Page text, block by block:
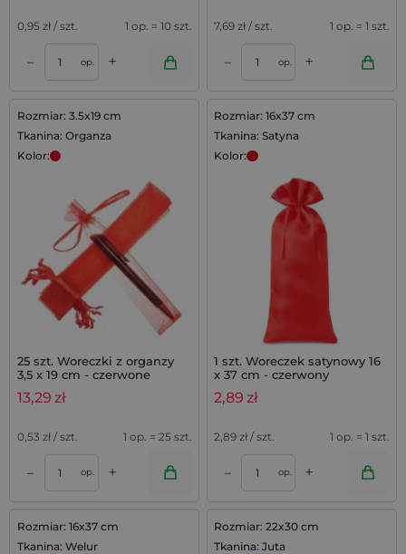
0,95 zł / szt. 1 op. = 10 szt.
– op. +
7,69 zł / szt. 1 op. = 1 szt.
– op. +
Rozmiar: 3.5x19 cm
Tkanina: Organza
Kolor:
25 szt. Woreczki z organzy
3,5 x 19 cm - czerwone
13,29 zł
0,53 zł / szt. 1 op. = 25 szt.
– op. +
Rozmiar: 16x37 cm
Tkanina: Satyna
Kolor:
1 szt. Woreczek satynowy 16
x 37 cm - czerwony
2,89 zł
2,89 zł / szt. 1 op. = 1 szt.
– op. +
Rozmiar: 16x37 cm
Tkanina: Welur
Rozmiar: 22x30 cm
Tkanina: Juta